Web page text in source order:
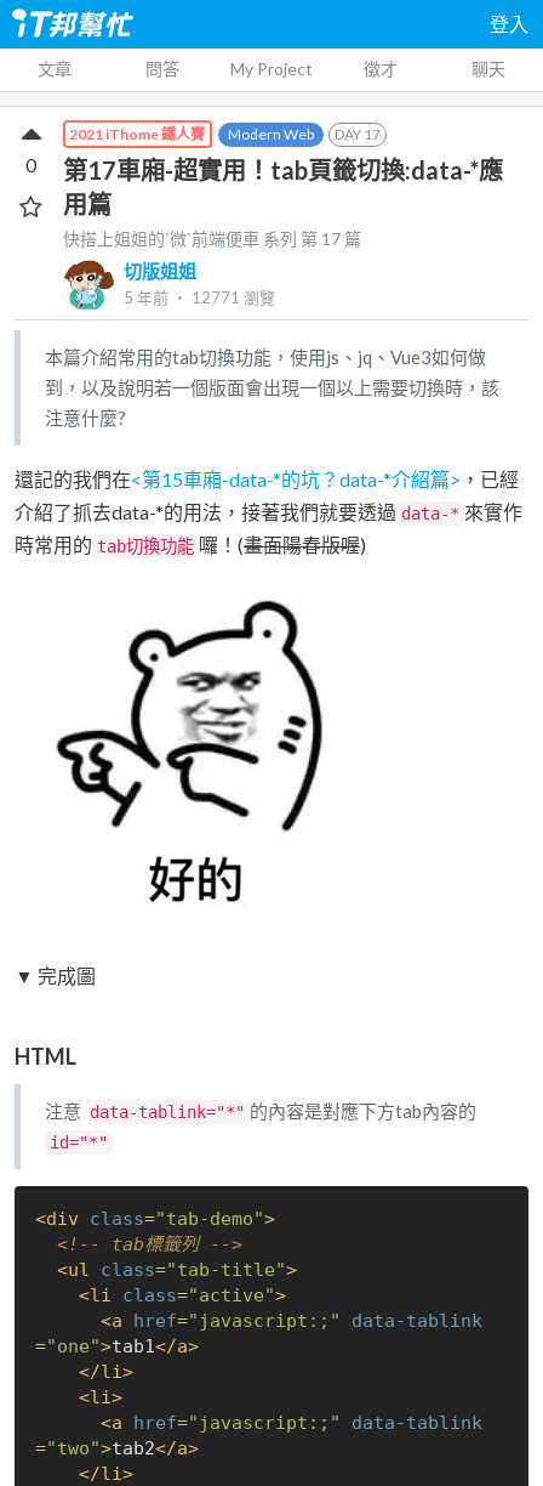
登入
文章 問答 My Project 徵才 聊天
2021 iThome 鐵人賽 Modern Web DAY 17
第17車廂-超實用！tab頁籤切換:data-*應
用篇
快搭上姐姐的`微`前端便車 系列 第 17 篇
切版姐姐
5 年前 ‧ 12771 瀏覽
0
本篇介紹常用的tab切換功能，使用js、jq、Vue3如何做
到，以及說明若一個版面會出現一個以上需要切換時，該
注意什麼?
還記的我們在<第15車廂-data-*的坑？data-*介紹篇> ，已經
介紹了抓去data-*的用法，接著我們就要透過 data-* 來實作
時常用的 tab切換功能 囉！(畫面陽春版喔)
▼ 完成圖
HTML
注意 data-tablink="*" 的內容是對應下方tab內容的
id="*"
<div class="tab-demo">
<!-- tab標籤列 -->
<ul class="tab-title">
<li class="active">
<a href="javascript:;"
data-tablink
="one">tab1</a>
</li>
<li>
<a href="javascript:;"
data-tablink
="two">tab2</a>
</li>